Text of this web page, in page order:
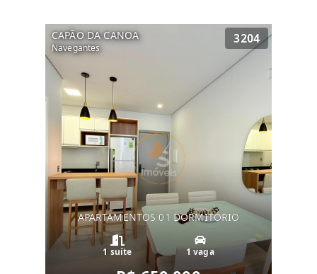
CAPÃO DA CANOA
Navegantes
3204
APARTAMENTOS 01 DORMITÓRIO
1 suíte 1 vaga